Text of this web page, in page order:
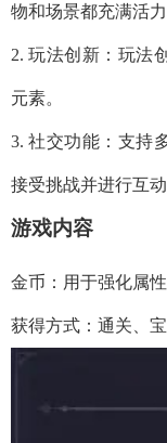
物和场景都充满活力
2. 玩法创新：玩法
元素。
3. 社交功能：支持
接受挑战并进行互动
游戏内容
金币：用于强化属性
获得方式：通关、